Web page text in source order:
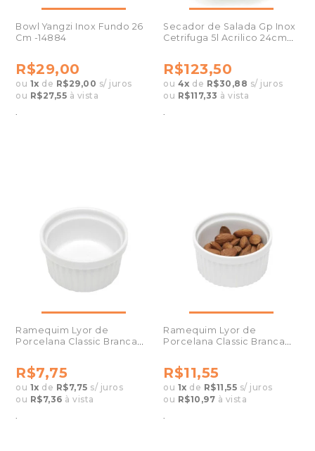
Bowl Yangzi Inox Fundo 26
Cm -14884
R$29,00
ou 1x de R$29,00 s/ juros
ou R$27,55 à vista
.
Secador de Salada Gp Inox
Cetrifuga 5l Acrilico 24cm
R$123,50
ou 4x de R$30,88 s/ juros
ou R$117,33 à vista
.
Ramequim Lyor de
Porcelana Classic Branca
R$7,75
ou 1x de R$7,75 s/ juros
ou R$7,36 à vista
.
Ramequim Lyor de
Porcelana Classic Branca
R$11,55
ou 1x de R$11,55 s/ juros
ou R$10,97 à vista
.